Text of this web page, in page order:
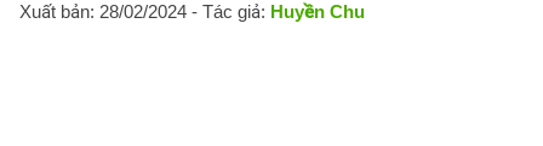
Xuất bản: 28/02/2024 - Tác giả: Huyền Chu